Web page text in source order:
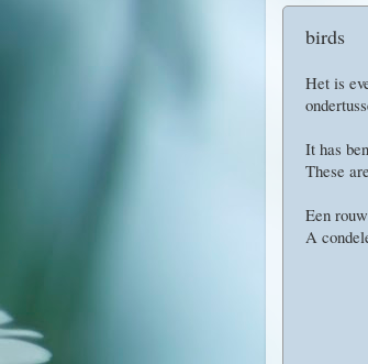
birds
Het is
It has
These
Een
A